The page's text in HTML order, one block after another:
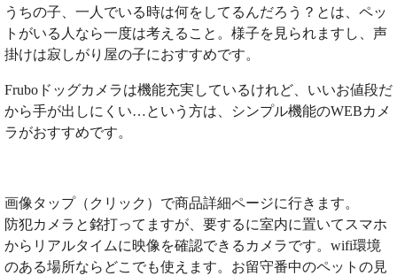
うちの子、一人でいる時は何をしてるんだろう？とは、ペッ
トがいる人なら一度は考えること。様子を見られますし、声
掛けは寂しがり屋の子におすすめです。
Fruboドッグカメラは機能充実しているけれど、いいお値段だ
から手が出しにくい…という方は、シンプル機能のWEBカメ
ラがおすすめです。
画像タップ（クリック）で商品詳細ページに行きます。
防犯カメラと銘打ってますが、要するに室内に置いてスマホ
からリアルタイムに映像を確認できるカメラです。wifi環境
のある場所ならどこでも使えます。お留守番中のペットの見